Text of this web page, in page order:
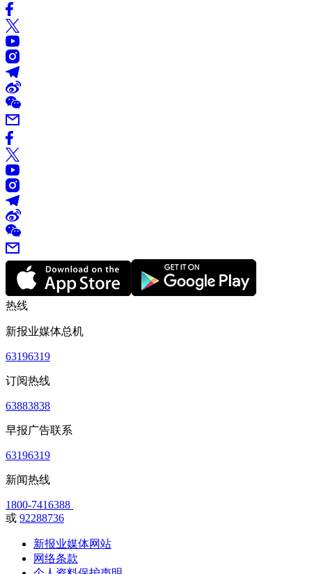
热线
新报业媒体总机
63196319
订阅热线
63883838
早报广告联系
63196319
新闻热线
1800-7416388
或 92288736
新报业媒体网站
网络条款